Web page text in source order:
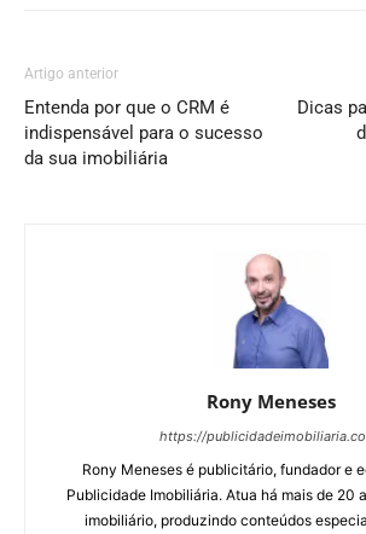
Artigo anterior
Entenda por que o CRM é
indispensável para o sucesso
da sua imobiliária
Dicas
Rony Meneses
https://
Rony Meneses é publicitário, fundador e
Publicidade Imobiliária. Atua há mais de 20
imobiliário, produzindo conteúdos